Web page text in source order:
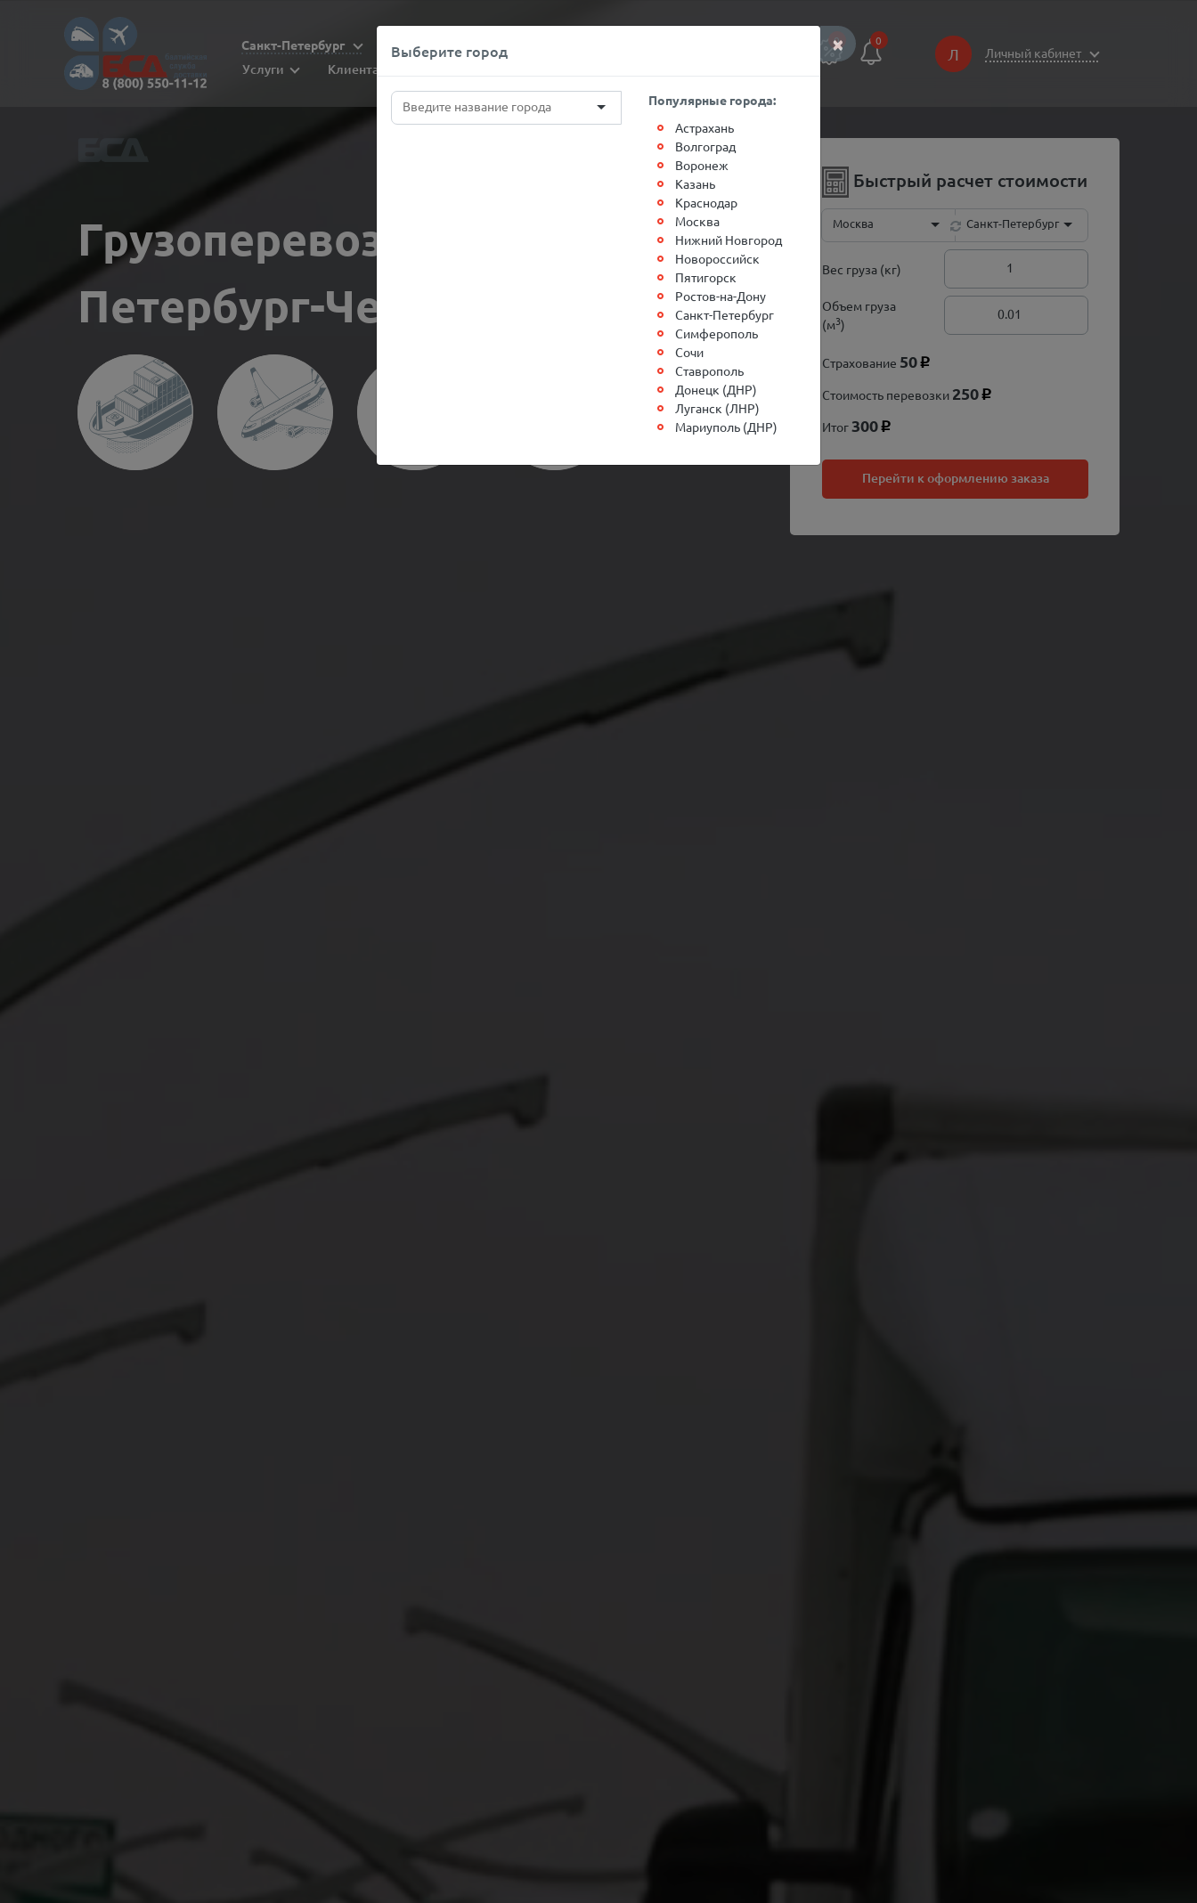
Санкт-Петербург +7(812)767-20-27
Услуги Клиентам
0 0
Л Личный кабинет
Грузоперевозки Санкт-
Петербург-Череповец
Быстрый расчет стоимости
Москва Санкт-Петербург
Вес груза (кг)
Объем груза
(м3)
Страхование 50 p
Стоимость перевозки 250 p
Итог300 p
Перейти к оформлению заказа
Выберите город ×
Популярные города:
Астрахань
Волгоград
Воронеж
Казань
Краснодар
Москва
Нижний Новгород
Новороссийск
Пятигорск
Ростов-на-Дону
Санкт-Петербург
Симферополь
Сочи
Ставрополь
Донецк (ДНР)
Луганск (ЛНР)
Мариуполь (ДНР)